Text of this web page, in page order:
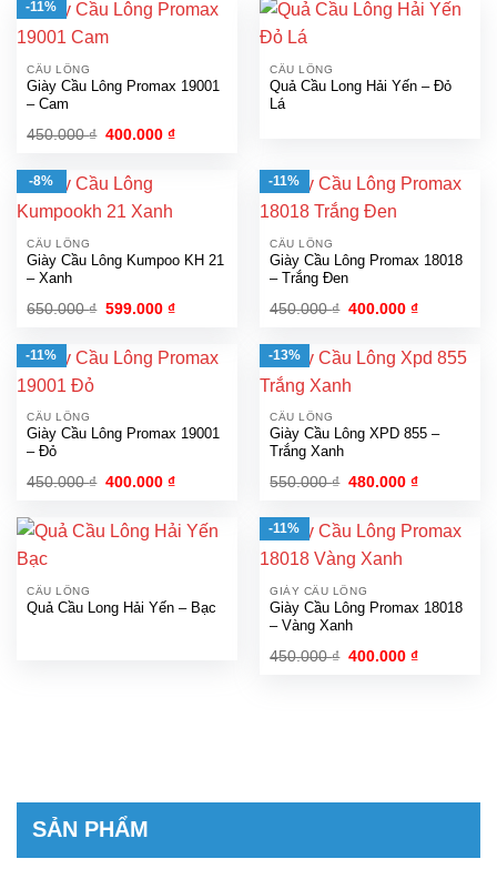
-11%
CẦU LÔNG
Giày Cầu Lông Promax 19001
– Cam
450.000₫ Giá
450.000 ₫.
400.000₫Giá
CẦU LÔNG
Quả Cầu Long Hải Yến – Đỏ
Lá
-8%
CẦU LÔNG
Giày Cầu Lông Kumpoo KH 21
– Xanh
650.000₫ Giá
650.000 ₫.
599.000₫Giá
là:
599.000 ₫.
-11%
CẦU LÔNG
Giày Cầu Lông Promax 18018
– Trắng Đen
450.000₫ Giá
450.000 ₫.
400.000₫Giá
là:
400.000 ₫.
-11%
CẦU LÔNG
Giày Cầu Lông Promax 19001
– Đỏ
450.000₫ Giá
450.000 ₫.
400.000₫Giá
là:
400.000 ₫.
-13%
CẦU LÔNG
Giày Cầu Lông XPD 855 –
Trắng Xanh
550.000₫ Giá
550.000 ₫.
480.000₫Giá
là:
480.000 ₫.
CẦU LÔNG
Quả Cầu Long Hải Yến – Bạc
-11%
GIÀY CẦU LÔNG
Giày Cầu Lông Promax 18018
– Vàng Xanh
450.000₫ Giá
400.000₫Giá
SẢN PHẨM